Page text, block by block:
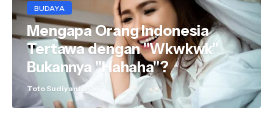
BUDAYA
Mengapa Orang Indonesia
Tertawa dengan "Wkwkwk"
Bukannya "Hahaha"?
Toto Sudiyanto